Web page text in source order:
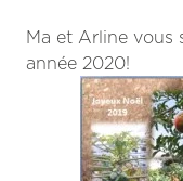
Ma et Arline vous
année 2020!